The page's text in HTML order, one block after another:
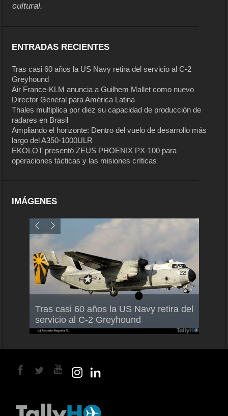
cultural.
ENTRADAS RECIENTES
Tras casi 60 años la US Navy retira del servicio al C-2
Greyhound
Air France-KLM anuncia a Guilhem Mallet como nuevo
Director General para América Latina
Thales multiplica por diez su capacidad de producción de
radares en Brasil
Ampliando el horizonte: Dentro del vuelo de desarrollo más
largo del A350-1000ULR
EKOLOT presentó ZEUS PHOENIX PX-100 para
operaciones tácticas y las misiones críticas
IMÁGENES
Tras casi 60 años la US Navy retira del
servicio al C-2 Greyhound
Air France-KLM anuncia a Guilhem
Mallet como nuevo Director General
para América Latina